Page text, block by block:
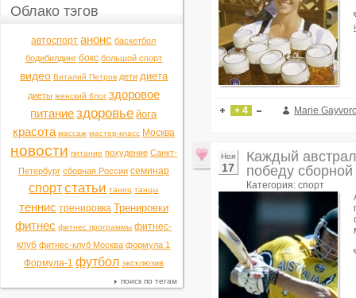
+ 4 Marie
Ноя
17
Каждый
победу сборной
Категория: спорт
Облако тэгов
автоспорт анонс баскетбол
бодибилдинг бокс большой спорт
видео Виталий Петров дети диета
диеты женский блог здоровое
питание здоровье йога
красота массаж мастер-класс Москва
новости питание похудение Санкт-
Петербург сборная России семинар
спорт статьи танец танцы
теннис тренировка Тренировки
фитнес фитнес программы фитнес-
клуб фитнес-клуб Москва формула 1
Формула-1 футбол эксклюзив
поиск по тегам